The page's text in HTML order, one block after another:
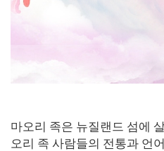
마오리 족은 뉴질랜드 섬에
오리 족 사람들의 전통과 언